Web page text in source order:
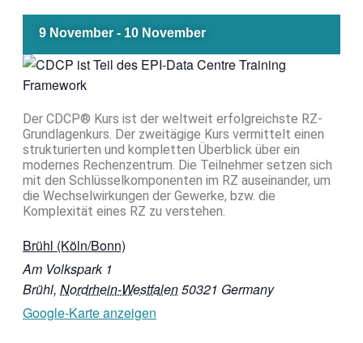
9 November - 10 November
Der CDCP® Kurs ist der weltweit erfolgreichste RZ-
Grundlagenkurs. Der zweitägige Kurs vermittelt einen
strukturierten und kompletten Überblick über ein
modernes Rechenzentrum. Die Teilnehmer setzen sich
mit den Schlüsselkomponenten im RZ auseinander, um
die Wechselwirkungen der Gewerke, bzw. die
Komplexität eines RZ zu verstehen.
Brühl (Köln/Bonn)
Am Volkspark 1
Brühl, Nordrhein-Westfalen50321 Germany
Google-Karte anzeigen